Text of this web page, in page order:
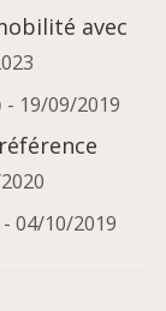
avec
- 19/09/2019
- 04/10/2019